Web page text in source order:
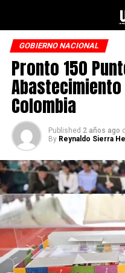
GOBIERNO NACIONAL
Pronto 150
Colombia
Published 2 años ago
By Reynaldo Sierra